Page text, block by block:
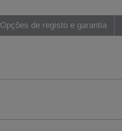
Opções de registo e garantia